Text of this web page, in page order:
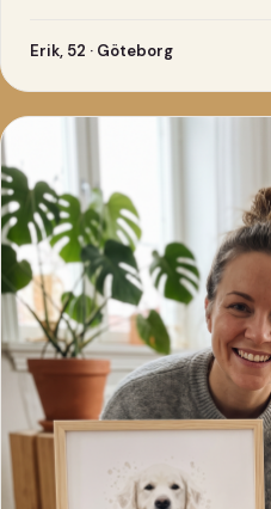
Erik, 52 · Göteborg